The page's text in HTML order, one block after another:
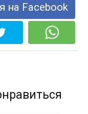
на Facebook